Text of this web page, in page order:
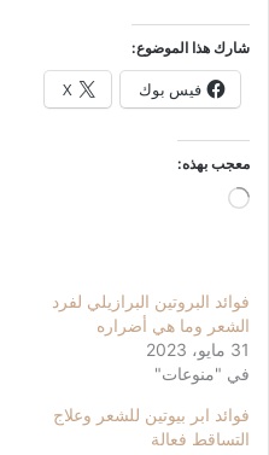
شارك هذا الموضوع:
فيس بوك X
معجب بهذه:
جاري
فوائد البروتين البرازيلي لفرد
الشعر وما هي أضراره
31 مايو، 2023
في "منوعات"
فوائد ابر بيوتين للشعر وعلاج
التساقط فعالة